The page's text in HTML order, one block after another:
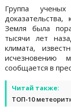
Группа
Земля была
тысячи лет
климата,
исчезновению
сообщается в
Читай также:
ТОП-10